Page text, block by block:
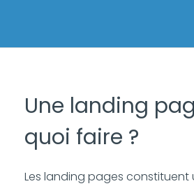
Une landing
quoi faire ?
Les landing pages constituent